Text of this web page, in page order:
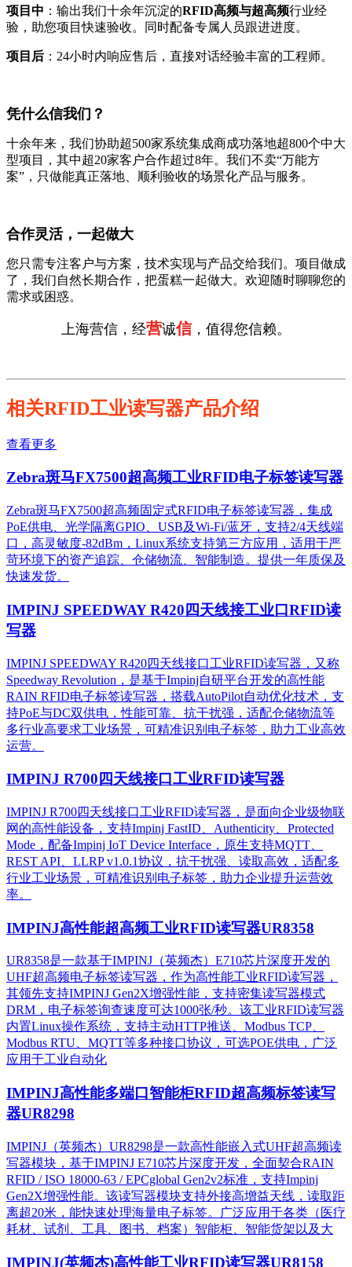
项目中 ：输出我们十余年沉淀的RFID高频与超高频行业经
验，助您项目快速验收。同时配备专属人员跟进进度。
项目后 ：24小时内响应售后，直接对话经验丰富的工程师。
凭什么信我们？
十余年来，我们协助超500家系统集成商成功落地超800个中大
型项目，其中超20家客户合作超过8年。我们不卖“万能方
案”，只做能真正落地、顺利验收的场景化产品与服务。
合作灵活，一起做大
您只需专注客户与方案，技术实现与产品交给我们。项目做成
了，我们自然长期合作，把蛋糕一起做大。欢迎随时聊聊您的
需求或困惑。
上海营信，经营诚信，值得您信赖。
相关RFID工业读写器产品介绍
查看更多
Zebra斑马FX7500超高频工业RFID电子标签读写器
Zebra斑马FX7500超高频固定式RFID电子标签读写器，集成
PoE供电、光学隔离GPIO、USB及Wi-Fi/蓝牙，支持2/4天线端
口，高灵敏度-82dBm，Linux系统支持第三方应用，适用于严
苛环境下的资产追踪、仓储物流、智能制造。提供一年质保及
快速发货。
IMPINJ SPEEDWAY R420四天线接工业口RFID读
写器
IMPINJ SPEEDWAY R420四天线接口工业RFID读写器，又称
Speedway Revolution，是基于Impinj自研平台开发的高性能
RAIN RFID电子标签读写器，搭载AutoPilot自动优化技术，支
持PoE与DC双供电，性能可靠、抗干扰强，适配仓储物流等
多行业高要求工业场景，可精准识别电子标签，助力工业高效
运营。​
IMPINJ R700四天线接口工业RFID读写器
IMPINJ R700四天线接口工业RFID读写器，是面向企业级物联
网的高性能设备，支持Impinj FastID、Authenticity、Protected
Mode，配备Impinj IoT Device Interface，原生支持MQTT、
REST API、LLRP v1.0.1协议，抗干扰强、读取高效，适配多
行业工业场景，可精准识别电子标签，助力企业提升运营效
率。
IMPINJ高性能超高频工业RFID读写器UR8358
UR8358是一款基于IMPINJ（英频杰）E710芯片深度开发的
UHF超高频电子标签读写器，作为高性能工业RFID读写器，
其领先支持IMPINJ Gen2X增强性能，支持密集读写器模式
DRM，电子标签询查速度可达1000张/秒。该工业RFID读写器
内置Linux操作系统，支持主动HTTP推送、Modbus TCP、
Modbus RTU、MQTT等多种接口协议，可选POE供电，广泛
应用于工业自动化
IMPINJ高性能多端口智能柜RFID超高频标签读写
器UR8298
IMPINJ（英频杰）UR8298是一款高性能嵌入式UHF超高频读
写器模块，基于IMPINJ E710芯片深度开发，全面契合RAIN
RFID / ISO 18000-63 / EPCglobal Gen2v2标准，支持Impinj
Gen2X增强性能。该读写器模块支持外接高增益天线，读取距
离超20米，能快速处理海量电子标签。广泛应用于各类（医疗
耗材、试剂、工具、图书、档案）智能柜、智能货架以及大
IMPINJ(英频杰)高性能工业RFID读写器UR8158